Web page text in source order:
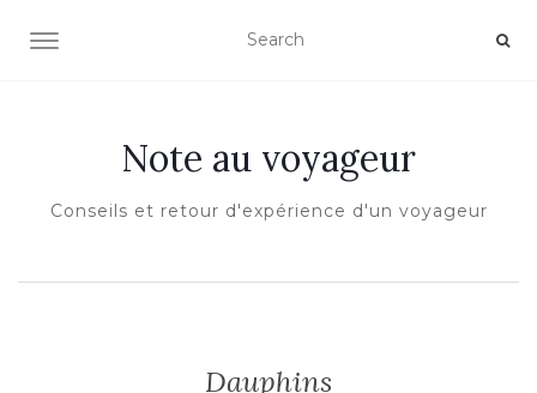
OUVRIR/FERMER LA NAVIGATION
Note au voyageur
Conseils et retour d'expérience d'un voyageur
Dauphins